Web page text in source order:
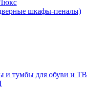
шкафы-пеналы)
и тумбы для обуви и ТВ